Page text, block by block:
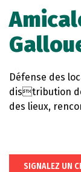
Défense des
distribution
des lieux,
SIGNALEZ UN